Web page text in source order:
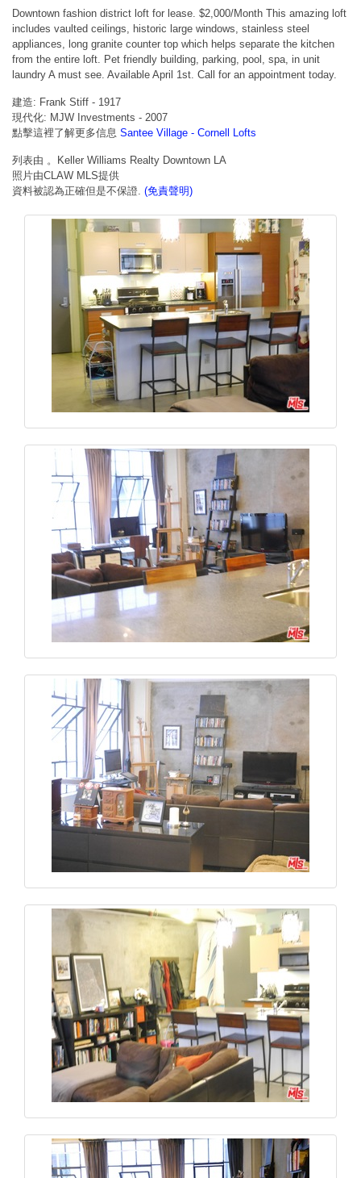
Downtown fashion district loft for lease. $2,000/Month This amazing loft
includes vaulted ceilings, historic large windows, stainless steel
appliances, long granite counter top which helps separate the kitchen
from the entire loft. Pet friendly building, parking, pool, spa, in unit
laundry A must see. Available April 1st. Call for an appointment today.
建造: Frank Stiff - 1917
現代化: MJW Investments - 2007
點擊這裡了解更多信息 Santee Village - Cornell Lofts
列表由 。Keller Williams Realty Downtown LA
照片由CLAW MLS提供
資料被認為正確但是不保證. (免責聲明)